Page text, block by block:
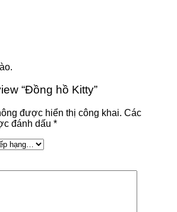
“Đồng hồ Kitty”
được hiển thị công khai. Các
đánh dấu *